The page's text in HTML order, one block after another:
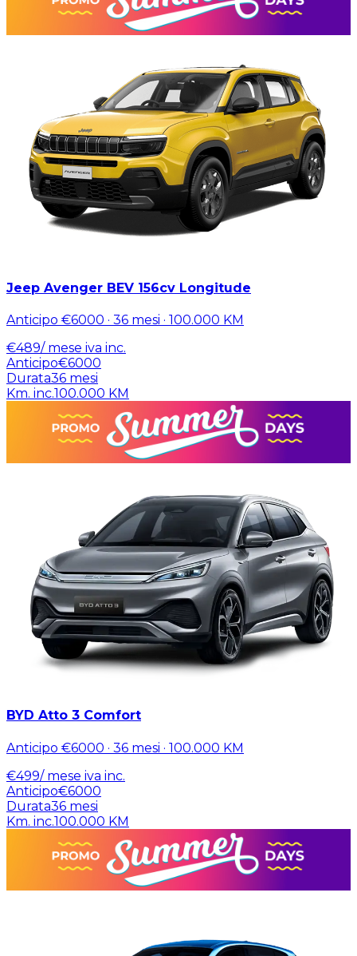
Jeep Avenger BEV 156cv Longitude
Anticipo €6000 · 36 mesi · 100.000 KM
€489/ mese iva inc.
Anticipo€6000
Durata36 mesi
Km. inc.100.000 KM
BYD Atto 3 Comfort
Anticipo €6000 · 36 mesi · 100.000 KM
€499/ mese iva inc.
Anticipo€6000
Durata36 mesi
Km. inc.100.000 KM